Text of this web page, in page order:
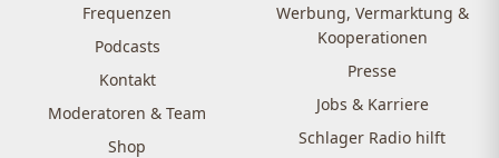
Frequenzen
Podcasts
Kontakt
Moderatoren & Team
Shop
Werbung, Vermarktung &
Kooperationen
Presse
Jobs & Karriere
Schlager Radio hilft